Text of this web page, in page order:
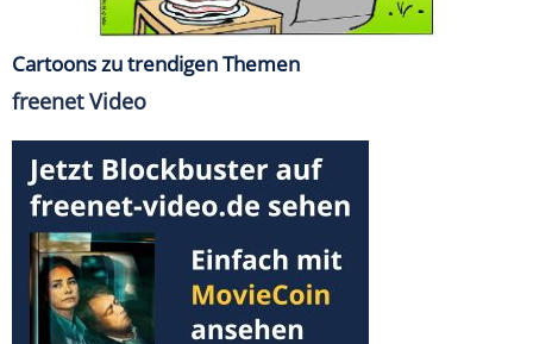
Cartoons zu trendigen Themen
freenet Video